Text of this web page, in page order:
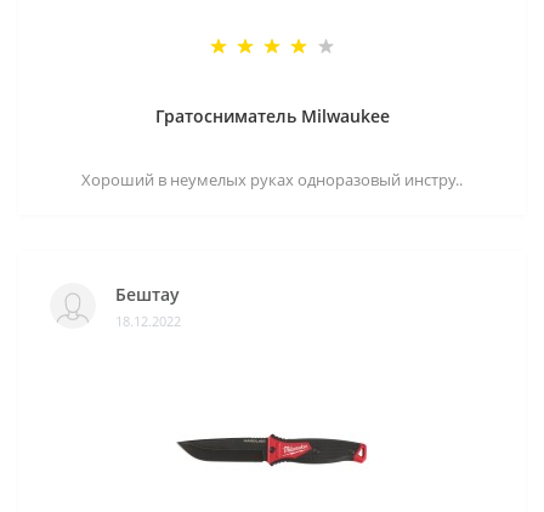
Гратосниматель Milwaukee
Хороший в неумелых руках одноразовый инстру..
Бештау
18.12.2022